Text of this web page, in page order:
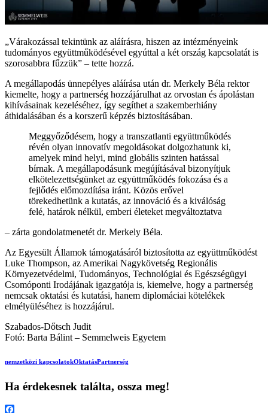
„Várakozással tekintünk az aláírásra, hiszen az intézményeink
tudományos együttműködésével egyúttal a két ország kapcsolatát is
szorosabbra fűzzük” – tette hozzá.
A megállapodás ünnepélyes aláírása után dr. Merkely Béla rektor
kiemelte, hogy a partnerség hozzájárulhat az orvostan és ápolástan
kihívásainak kezeléséhez, így segíthet a szakemberhiány
áthidalásában és a korszerű képzés biztosításában.
Meggyőződésem, hogy a transzatlanti együttműködés
révén olyan innovatív megoldásokat dolgozhatunk ki,
amelyek mind helyi, mind globális szinten hatással
bírnak. A megállapodásunk megújításával bizonyítjuk
elkötelezettségünket az együttműködés fokozása és a
fejlődés előmozdítása iránt. Közös erővel
törekedhetünk a kutatás, az innováció és a kiválóság
felé, határok nélkül, emberi életeket megváltoztatva
– zárta gondolatmenetét dr. Merkely Béla.
Az Egyesült Államok támogatásáról biztosította az együttműködést
Luke Thompson, az Amerikai Nagykövetség Regionális
Környezetvédelmi, Tudományos, Technológiai és Egészségügyi
Csomóponti Irodájának igazgatója is, kiemelve, hogy a partnerség
nemcsak oktatási és kutatási, hanem diplomáciai kötelékek
elmélyüléséhez is hozzájárul.
Szabados-Dőtsch Judit
Fotó: Barta Bálint – Semmelweis Egyetem
nemzetközi kapcsolatokOktatásPartnerség
Ha érdekesnek találta, ossza meg!